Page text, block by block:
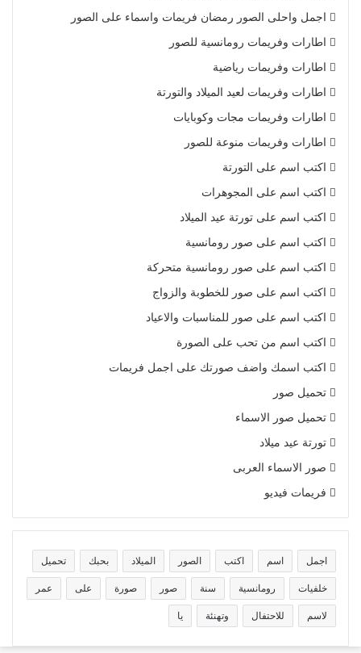
اجمل واحلى الصور رمضان فريمات واسماء على الصور
اطارات وفريمات رومانسية للصور
اطارات وفريمات رياضية
اطارات وفريمات لعيد الميلاد والتورتة
اطارات وفريمات مجات وكوبايات
اطارات وفريمات منوعة للصور
اكتب اسم على التورتة
اكتب اسم على المجوهرات
اكتب اسم على تورتة عيد الميلاد
اكتب اسم على صور رومانسية
اكتب اسم على صور رومانسية متحركة
اكتب اسم على صور للخطوبة والزواج
اكتب اسم على صور للمناسبات والاعياد
اكتب اسم من تحب على الصورة
اكتب اسمك واضف صورتك على اجمل فريمات
تحميل صور
تحميل صور الاسماء
تورتة عيد ميلاد
صور الاسماء العربى
فريمات فيديو
اجمل اسم اكتب الصور الميلاد بحبك تحميل
خلفيات رومانسية سنة صور صورة على عمر
لاسم للاحتفال وتهنئة يا